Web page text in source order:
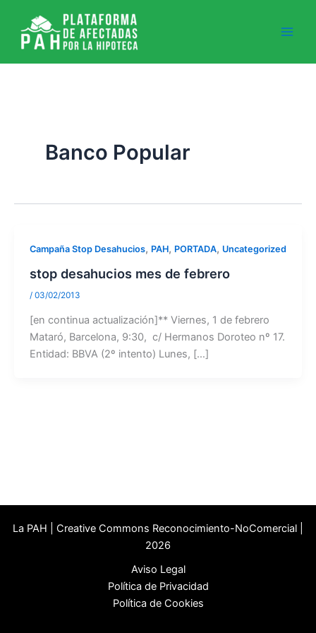
contenido
Banco Popular
Campaña Stop Desahucios, PAH, PORTADA, Uncategorized
stop desahucios mes de febrero
/ 03/02/2013
[en continua actualización]** Viernes, 1 de febrero
Mataró, Barcelona, 9:30, c/ Hermanos Doroteo nº 17.
Entidad: BBVA (2º intento) Lunes, […]
La PAH | Creative Commons Reconocimiento-NoComercial |
2026
Aviso Legal
Política de Privacidad
Política de Cookies